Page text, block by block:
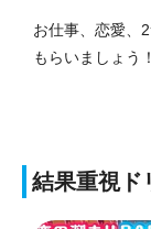
お仕事、恋愛、
もらいましょう！
結果重視ド